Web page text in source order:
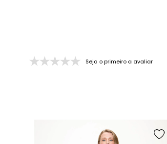
Seja o primeiro a avaliar